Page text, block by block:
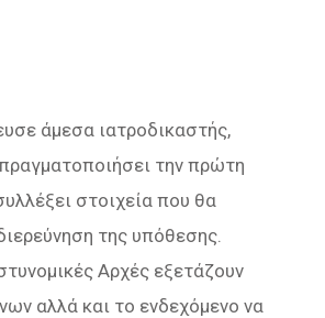
άμεσα ιατροδικαστής,
την πρώτη
στοιχεία που θα
της υπόθεσης.
Αρχές εξετάζουν
αλλά και το ενδεχόμενο να